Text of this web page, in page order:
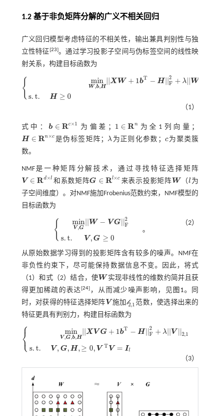
1.2 基于非负矩阵分解的广义不相关回归
广义回归模型考虑特征的不相关性，输出兼具判别性与独
立性特征[23]。通过学习投影子空间与伪标签空间的线性映
射关系，构建目标函数为
{ min
W,b, H
|| X W + 1bT − H||2
F + λ || W
s. t. H ≥ 0
m |F2+λ||
（1）
式中：b ∈ Rc×1
b∈Rc× 为偏差； 1 ∈ Rn
1∈Rn 为全1列向量；
H ∈ Rn×c
H∈R n×c 是伪标签矩阵；λ
λ 为正则化参数； c
c 为聚类簇
数。
NMF是一种矩阵分解技术，通过寻找特征选择矩阵
V ∈ Rd×l
V∈R d×l 和系数矩阵G ∈ Rl×c
G∈R l×c 来表示投影矩阵 W
W （l
l 为
子空间维度）。对NMF施加Frobenius范数约束，NMF模型的
目标函数为
{ min
V,G
|| W − V G ||2
F
s. t. V ,G ≥ 0
m | |W 。
（2）
从原始数据学习得到的投影矩阵含有较多的噪声。NMF在
非负性约束下，尽可能保持数据信息不变。因此，将式
（1）和 式（2）结合，使W
W 实现非线性的维数约简并且获
得更加稀疏的表达[24] ，从而减少噪声影响，见 图1。同
时，对获得的特征选择矩阵 V
V 施加 𝓁2,1
𝓁2,1范数，使选择出来的
特征更具有判别力，构建目标函数为
⎧
⎩
⎨ min
V,G,b, H
||X V G + 1bT − H||2
F + λ || V ||2,1
s. t. V , G,H,≥ 0, V T V = Il
m X VG +1bT
（3）